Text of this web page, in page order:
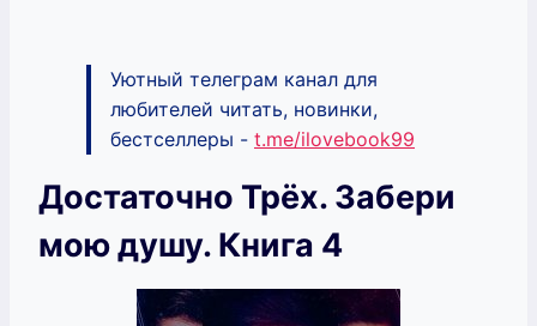
Уютный телеграм канал для
любителей читать, новинки,
бестселлеры - t.me/ilovebook99
Достаточно Трёх. Забери
мою душу. Книга 4